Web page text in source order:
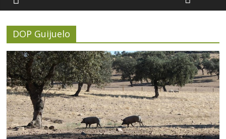
activación del mecanismo de regulación de oferta de aceite de
DOP Guijuelo